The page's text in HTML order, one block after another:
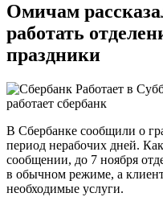
Омичам
работать
праздники
В Сбербанке сообщили о
период нерабочих дней.
сообщении, до 7 ноября
в обычном режиме, а
необходимые услуги.